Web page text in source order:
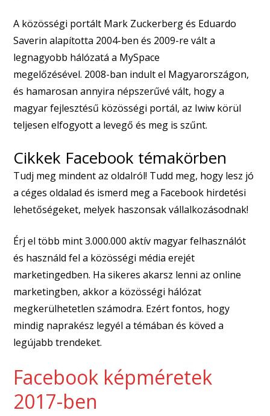
A közösségi portált Mark Zuckerberg és Eduardo
Saverin alapította 2004-ben és 2009-re vált a
legnagyobb hálózatá a MySpace
megelőzésével. 2008-ban indult el Magyarországon,
és hamarosan annyira népszerűvé vált, hogy a
magyar fejlesztésű közösségi portál, az Iwiw körül
teljesen elfogyott a levegő és meg is szűnt.
Cikkek Facebook témakörben
Tudj meg mindent az oldalról! Tudd meg, hogy lesz jó
a céges oldalad és ismerd meg a Facebook hirdetési
lehetőségeket, melyek haszonsak vállalkozásodnak!
Érj el több mint 3.000.000 aktív magyar felhasználót
és használd fel a közösségi média erejét
marketingedben. Ha sikeres akarsz lenni az online
marketingben, akkor a közösségi hálózat
megkerülhetetlen számodra. Ezért fontos, hogy
mindig naprakész legyél a témában és köved a
legújabb trendeket.
Facebook képméretek
2017-ben